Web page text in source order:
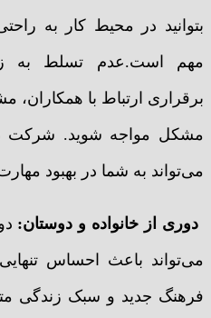
بتوانید در محیط کار به
مهم است.عدم تسلط به
برقراری ارتباط با همکاران،
مشکل مواجه شوید. شرکت
می‌تواند به شما در بهبود
دوری از خانواده و دوستان:
می‌تواند باعث احساس
فرهنگ جدید و سبک زندگی